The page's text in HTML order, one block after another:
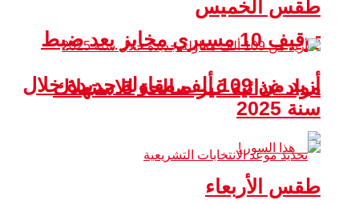
توقيف 10 مسيري مخابز بعد ضبط
مواد غذائية غير صالحة للاستهلاك
طقس الخميس
أزيد من 109 ألف مقاولة جديدة خلال
سنة 2025
طقس الأربعاء